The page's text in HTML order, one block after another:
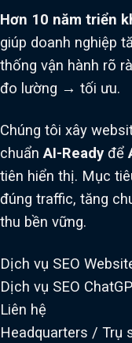
Hơn 10 năm triển
giúp doanh nghiệp
thống vận hành rõ
đo lường → tối ưu.
Chúng tôi xây
chuẩnAI-Ready để
tiên hiển thị. Mục
đúng traffic, tăng
thu bền vững.
Dịch vụ SEO
Dịch vụ SEO
Liên hệ
Headquarters / Trụ